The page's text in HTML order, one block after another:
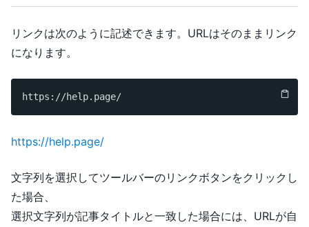
リンクは次のように記述できます。URLはそのままリンク
になります。
https://help.page/
文字列を選択してツールバーのリンクボタンをクリックし
た場合、
選択文字列が記事タイトルと一致した場合には、URLが自